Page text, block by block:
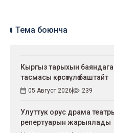
Тема боюнча
Кыргыз тарыхын
тасмасы көрсөтүлө баштайт
05 Август 2026 239
Улуттук орус драма
репертуарын жарыялады